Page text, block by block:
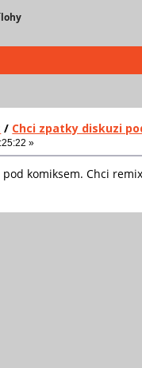
/ Chci zpatky diskuzi
»
komiksem. Chci